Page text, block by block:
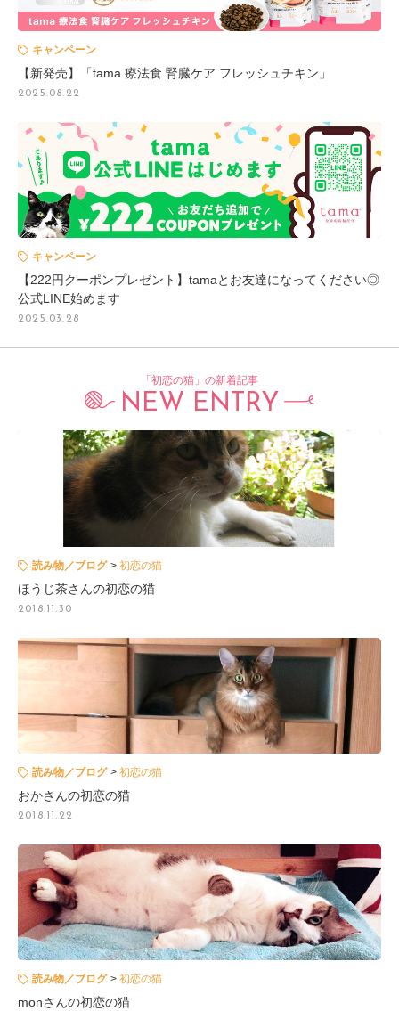
キャンペーン
【新発売】「tama 療法食 腎臓ケア フレッシュチキン」
2025.08.22
キャンペーン
【222円クーポンプレゼント】tamaとお友達になってください◎
公式LINE始めます
2025.03.28
「初恋の猫」の新着記事
NEW ENTRY
読み物／ブログ 初恋の猫
ほうじ茶さんの初恋の猫
2018.11.30
読み物／ブログ 初恋の猫
おかさんの初恋の猫
2018.11.22
読み物／ブログ 初恋の猫
monさんの初恋の猫